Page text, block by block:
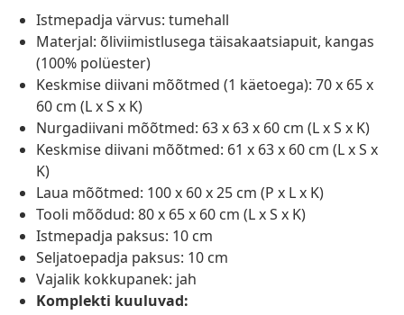
Istmepadja värvus: tumehall
Materjal: õliviimistlusega täisakaatsiapuit, kangas
(100% polüester)
Keskmise diivani mõõtmed (1 käetoega): 70 x 65 x
60 cm (L x S x K)
Nurgadiivani mõõtmed: 63 x 63 x 60 cm (L x S x K)
Keskmise diivani mõõtmed: 61 x 63 x 60 cm (L x S x
K)
Laua mõõtmed: 100 x 60 x 25 cm (P x L x K)
Tooli mõõdud: 80 x 65 x 60 cm (L x S x K)
Istmepadja paksus: 10 cm
Seljatoepadja paksus: 10 cm
Vajalik kokkupanek: jah
Komplekti kuuluvad: